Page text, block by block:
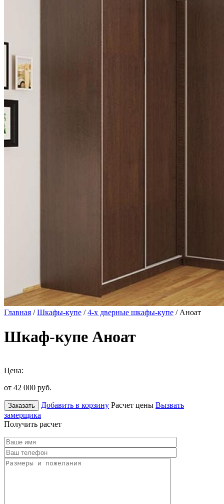
Главная /Шкафы-купе /4-х дверные шкафы-купе / Аноат
Шкаф-купе Аноат
Цена:
от 42 000 руб.
Заказать Добавить в корзину Расчет цены Вызвать
замерщика
Получить расчет